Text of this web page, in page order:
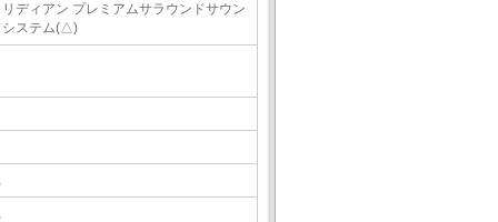
ディアン プレミアムサラウンドサウン
システム(△)